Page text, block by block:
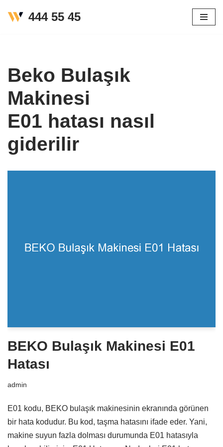
444 55 45
Beko Bulaşık
Makinesi
E01 hatası nasıl
giderilir
BEKO Bulaşık Makinesi E01
Hatası
admin
E01 kodu, BEKO bulaşık makinesinin ekranında görünen
bir hata kodudur. Bu kod, taşma hatasını ifade eder. Yani,
makine suyun fazla dolması durumunda E01 hatasıyla